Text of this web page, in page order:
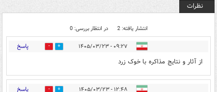
نظرات
انتشار یافته: 2 در انتظار بررسی: 0
۰۹:۲۷ - ۱۴۰۵/۰۳/۲۳ 1 پاسخ
از آثار و نتایج مذاکره با خوک زرد
۱۲:۴۸ - ۱۴۰۵/۰۳/۲۳ 1 پاسخ